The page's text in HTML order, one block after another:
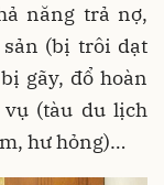
năng trả nợ,
(bị trôi dạt
gãy, đổ hoàn
(tàu du lịch
hư hỏng)…